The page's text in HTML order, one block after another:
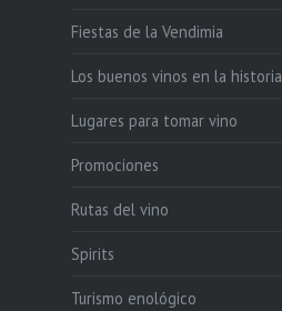
Fiestas de la Vendimia
Los buenos vinos en la historia
Lugares para tomar vino
Promociones
Rutas del vino
Spirits
Turismo enológico